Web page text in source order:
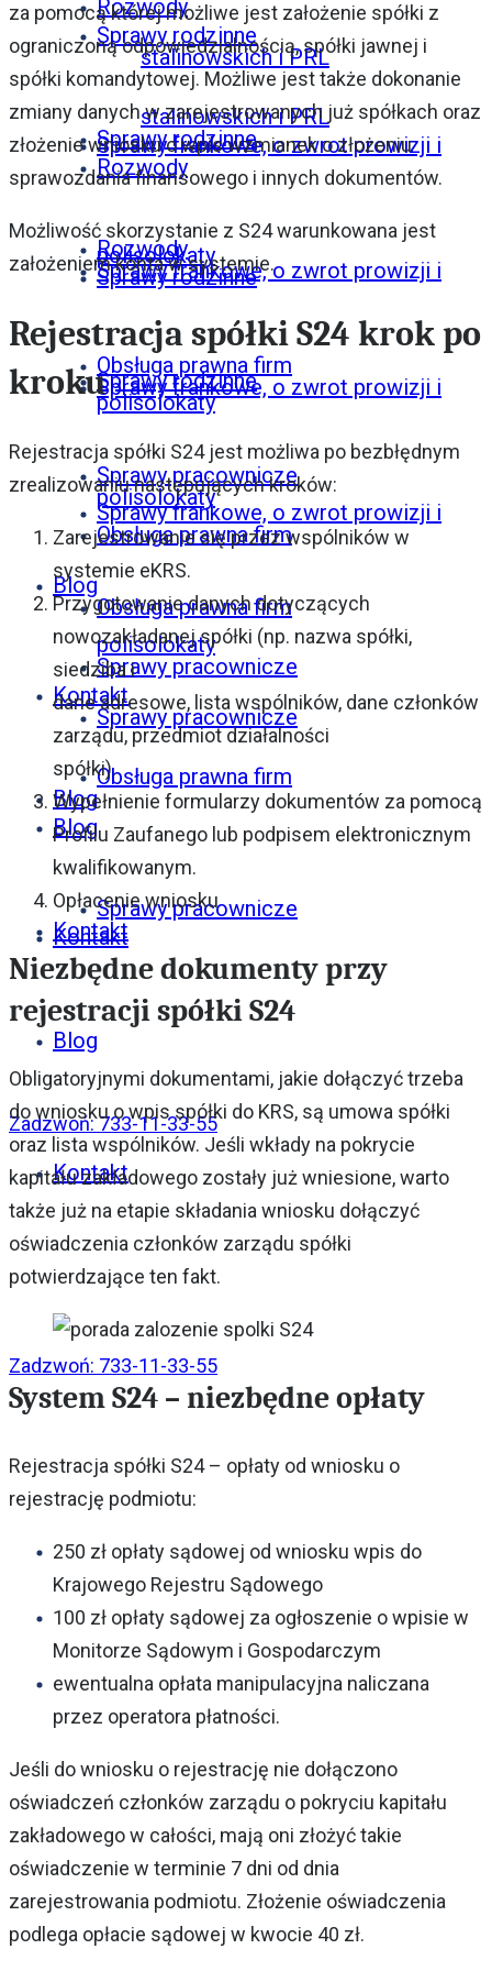
Rozwody
Sprawy rodzinne
Sprawy frankowe, o zwrot prowizji i
polisolokaty
Obsługa prawna firm
Sprawy pracownicze
Blog
Kontakt
Zadzwoń: 733-11-33-55
Sprawy rodzinne
Sprawy frankowe, o zwrot prowizji i
polisolokaty
Obsługa prawna firm
Sprawy pracownicze
Blog
Kontakt
stalinowskich i PRL
Rozwody
Sprawy rodzinne
Sprawy frankowe, o zwrot prowizji i
polisolokaty
Obsługa prawna firm
Sprawy pracownicze
Blog
Kontakt
Zadzwoń: 733-11-33-55
stalinowskich i PRL
Rozwody
Sprawy rodzinne
Sprawy frankowe, o zwrot prowizji i
polisolokaty
Obsługa prawna firm
Sprawy pracownicze
Blog
Kontakt
za pomocą której możliwe jest założenie spółki z
ograniczoną odpowiedzialnością, spółki jawnej i
spółki komandytowej. Możliwe jest także dokonanie
zmiany danych w zarejestrowanych już spółkach oraz
złożenie wniosku o wpis wzmianek o złożeniu
sprawozdania finansowego i innych dokumentów.
Możliwość skorzystanie z S24 warunkowana jest
założeniem konta w systemie.
Rejestracja spółki S24 krok po
kroku
Rejestracja spółki S24 jest możliwa po bezbłędnym
zrealizowaniu następujących kroków:
Zarejestrowanie się przez wspólników w
systemie eKRS.
Przygotowanie danych dotyczących
nowozakładanej spółki (np. nazwa spółki,
siedziba i
dane adresowe, lista wspólników, dane członków
zarządu, przedmiot działalności
spółki).
Wypełnienie formularzy dokumentów za pomocą
Profilu Zaufanego lub podpisem elektronicznym
kwalifikowanym.
Opłacenie wniosku
Niezbędne dokumenty przy
rejestracji spółki S24
Obligatoryjnymi dokumentami, jakie dołączyć trzeba
do wniosku o wpis spółki do KRS, są umowa spółki
oraz lista wspólników. Jeśli wkłady na pokrycie
kapitału zakładowego zostały już wniesione, warto
także już na etapie składania wniosku dołączyć
oświadczenia członków zarządu spółki
potwierdzające ten fakt.
System S24 – niezbędne opłaty
Rejestracja spółki S24 – opłaty od wniosku o
rejestrację podmiotu:
250 zł opłaty sądowej od wniosku wpis do
Krajowego Rejestru Sądowego
100 zł opłaty sądowej za ogłoszenie o wpisie w
Monitorze Sądowym i Gospodarczym
ewentualna opłata manipulacyjna naliczana
przez operatora płatności.
Jeśli do wniosku o rejestrację nie dołączono
oświadczeń członków zarządu o pokryciu kapitału
zakładowego w całości, mają oni złożyć takie
oświadczenie w terminie 7 dni od dnia
zarejestrowania podmiotu. Złożenie oświadczenia
podlega opłacie sądowej w kwocie 40 zł.